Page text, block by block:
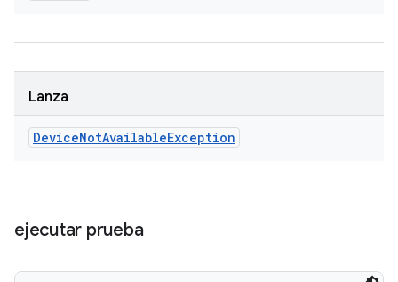
Lanza
DeviceNotAvailableException
ejecutar prueba